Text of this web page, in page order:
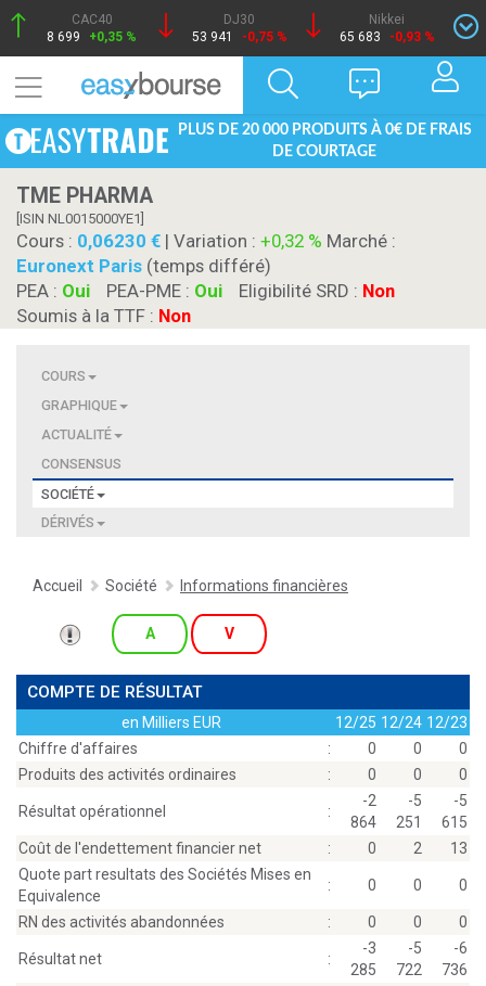
CAC40
8 699
+0,35 %
DJ30
53 941
-0,75 %
Nikkei
65 683
-0,93 %
PLUS DE 20 000 PRODUITS À 0€ DE FRAIS
DE COURTAGE
TME PHARMA
[ISIN NL0015000YE1]
Cours : 0,06230 | Variation : +0,32 % Marché :
Euronext Paris (temps différé)
PEA : Oui PEA-PME : Oui Eligibilité SRD : Non
Soumis à la TTF : Non
COURS
GRAPHIQUE
ACTUALITÉ
CONSENSUS
SOCIÉTÉ
DÉRIVÉS
Accueil Société Informations financières
A V
COMPTE DE RÉSULTAT
en Milliers EUR 12/25 12/24 12/23
Chiffre d'affaires
: 0 0
0
Produits des activités ordinaires
: 0 0 0
Résultat opérationnel :
-2
864
-5
251
-5
615
Coût de l'endettement financier net
: 0 2
13
Quote part resultats des Sociétés Mises en
Equivalence
: 0 0 0
RN des activités abandonnées : 0 0 0
Résultat net :
-3
285
-5
722
-6
736